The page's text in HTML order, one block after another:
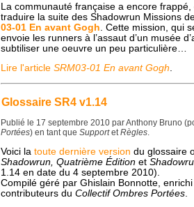
La communauté française a encore
traduire la suite des Shadowrun Missions
03-01 En avant Gogh . Cette mission, qui
envoie les runners à l’assaut d’un musée
subtiliser une oeuvre un peu particulière…
Lire l'article SRM03-01 En avant Gogh.
Glossaire SR4 v1.14
Publié le 17 septembre 2010 par Anthony Bruno
Portées) en tant que SupportetRègles.
Voici la toute dernière version du glossaire
Shadowrun, Quatrième Éditionet
1.14 en date du 4 septembre 2010).
Compilé géré par Ghislain Bonnotte,
contributeurs du Collectif Ombres Portées.